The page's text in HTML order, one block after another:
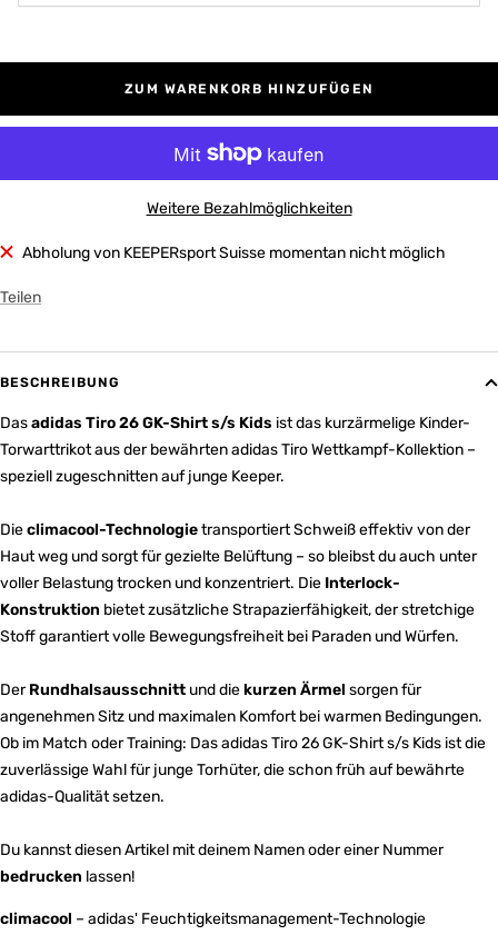
ZUM WARENKORB HINZUFÜGEN
Weitere Bezahlmöglichkeiten
Abholung von KEEPERsport Suisse momentan nicht möglich
Teilen
BESCHREIBUNG
Dasadidas Tiro 26 GK-Shirt s/s Kids ist das kurzärmelige Kinder-
Torwarttrikot aus der bewährten adidas Tiro Wettkampf-Kollektion –
speziell zugeschnitten auf junge Keeper.
Dieclimacool-Technologietransportiert Schweiß effektiv von der
Haut weg und sorgt für gezielte Belüftung – so bleibst du auch unter
voller Belastung trocken und konzentriert. Die Interlock-
Konstruktion bietet zusätzliche Strapazierfähigkeit, der stretchige
Stoff garantiert volle Bewegungsfreiheit bei Paraden und Würfen.
DerRundhalsausschnitt und diekurzen Ärmel sorgen für
angenehmen Sitz und maximalen Komfort bei warmen Bedingungen.
Ob im Match oder Training: Das adidas Tiro 26 GK-Shirt s/s Kids ist die
zuverlässige Wahl für junge Torhüter, die schon früh auf bewährte
adidas-Qualität setzen.
Du kannst diesen Artikel mit deinem Namen oder einer Nummer
bedrucken lassen!
climacool – adidas' Feuchtigkeitsmanagement-Technologie